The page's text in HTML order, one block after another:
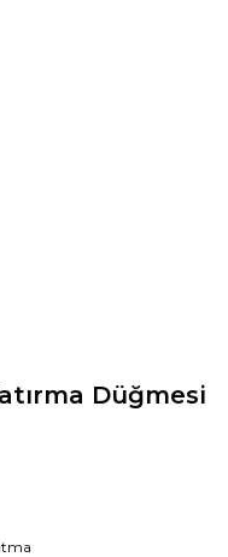
Düğmesi